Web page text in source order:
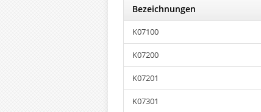
Bezeichnungen
K07100
K07200
K07201
K07301